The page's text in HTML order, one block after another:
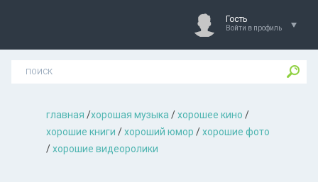
Гость
Войти в профиль
главная /хорошая музыкa /хорошее кино /
хорошие книги /хороший юмор /хорошие фото
/хорошие видеоролики